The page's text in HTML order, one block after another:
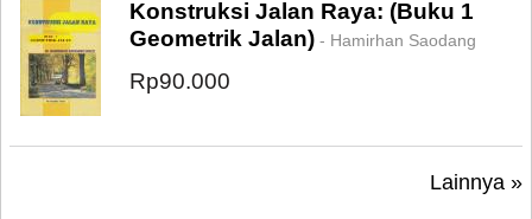
Konstruksi Jalan Raya: (Buku 1
Geometrik Jalan) - Hamirhan Saodang
Rp90.000
Lainnya »